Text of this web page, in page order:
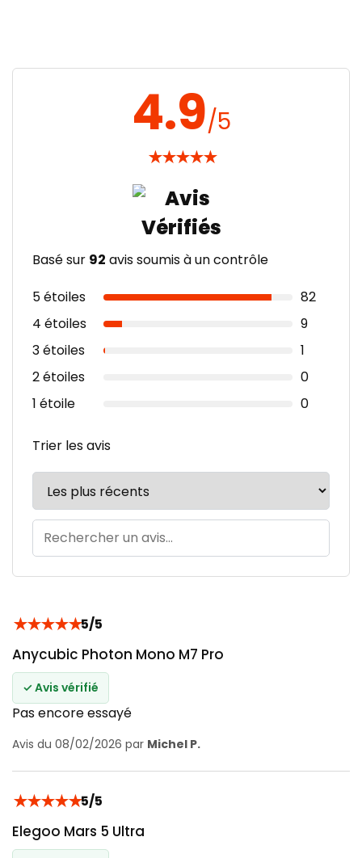
4.9/5
★★★★★
Basé sur 92 avis soumis à un contrôle
5 étoiles
82
4 étoiles
9
3 étoiles
1
2 étoiles
0
1 étoile
0
Trier les avis
★★★★★5/5
Anycubic Photon Mono M7 Pro
✓ Avis vérifié
Pas encore essayé
Avis du 08/02/2026 par Michel P.
★★★★★5/5
Elegoo Mars 5 Ultra